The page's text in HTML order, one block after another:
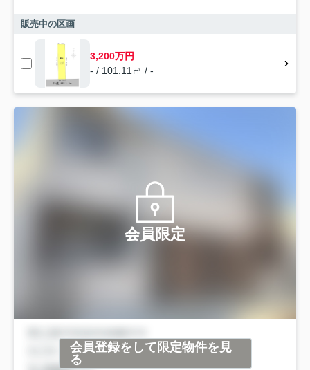
販売中の区画
3,200万円
- / 101.11㎡ / -
会員限定
会員登録をして限定物件を見
る